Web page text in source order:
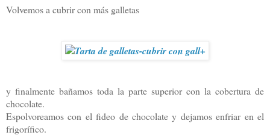
Volvemos a cubrir con más galletas
y finalmente bañamos toda la parte superior con la cobertura de
chocolate.
Espolvoreamos con el fideo de chocolate y dejamos enfriar en el
frigorífico.